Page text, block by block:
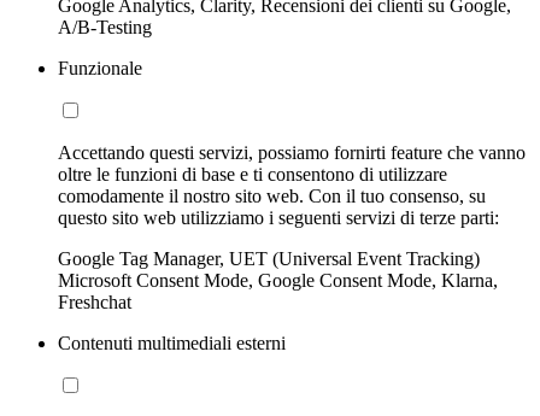
Google Analytics, Clarity, Recensioni dei clienti su Google,
A/B-Testing
Funzionale
Accettando questi servizi, possiamo fornirti feature che vanno
oltre le funzioni di base e ti consentono di utilizzare
comodamente il nostro sito web. Con il tuo consenso, su
questo sito web utilizziamo i seguenti servizi di terze parti:
Google Tag Manager, UET (Universal Event Tracking)
Microsoft Consent Mode, Google Consent Mode, Klarna,
Freshchat
Contenuti multimediali esterni